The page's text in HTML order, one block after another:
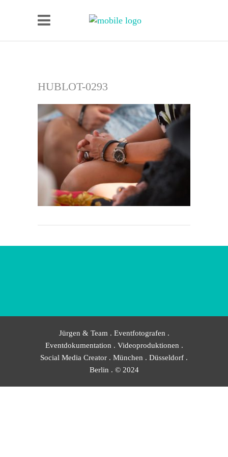
HUBLOT-0293
Jürgen & Team . Eventfotografen .
Eventdokumentation . Videoproduktionen .
Social Media Creator . München . Düsseldorf .
Berlin . © 2024